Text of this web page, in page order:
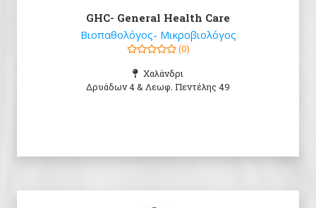
GHC- General Health Care
Βιοπαθολόγος- Μικροβιολόγος
(0)
Χαλάνδρι
Δρυάδων 4 & Λεωφ. Πεντέλης 49